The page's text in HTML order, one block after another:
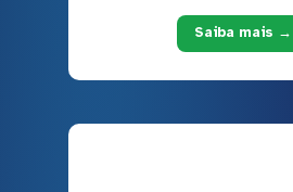
Saiba mais →